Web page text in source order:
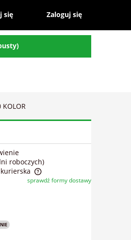
się Zaloguj się
KOLOR
roboczych)
kurierska
sprawdź formy dostawy